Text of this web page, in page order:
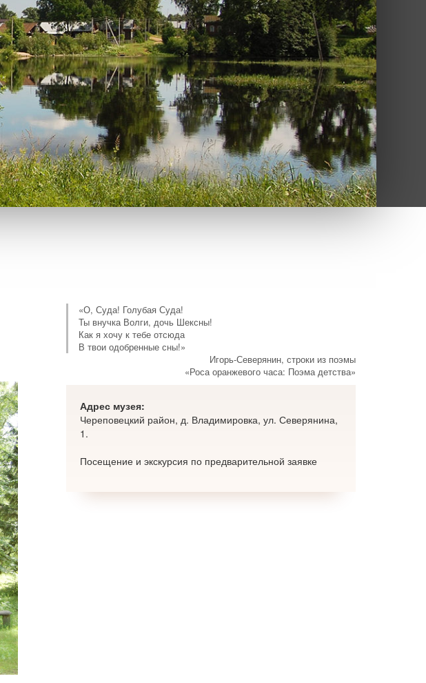
О, Суда! Голубая Суда!
Ты внучка Волги, дочь Шексны!
Как я хочу к тебе отсюда
В твои одобренные сны!
Игорь-Северянин, строки из поэмы
«Роса оранжевого часа: Поэма детства»
Адрес музея:
Череповецкий район, д. Владимировка, ул. Северянина,
1.
Посещение и экскурсия по предварительной заявке